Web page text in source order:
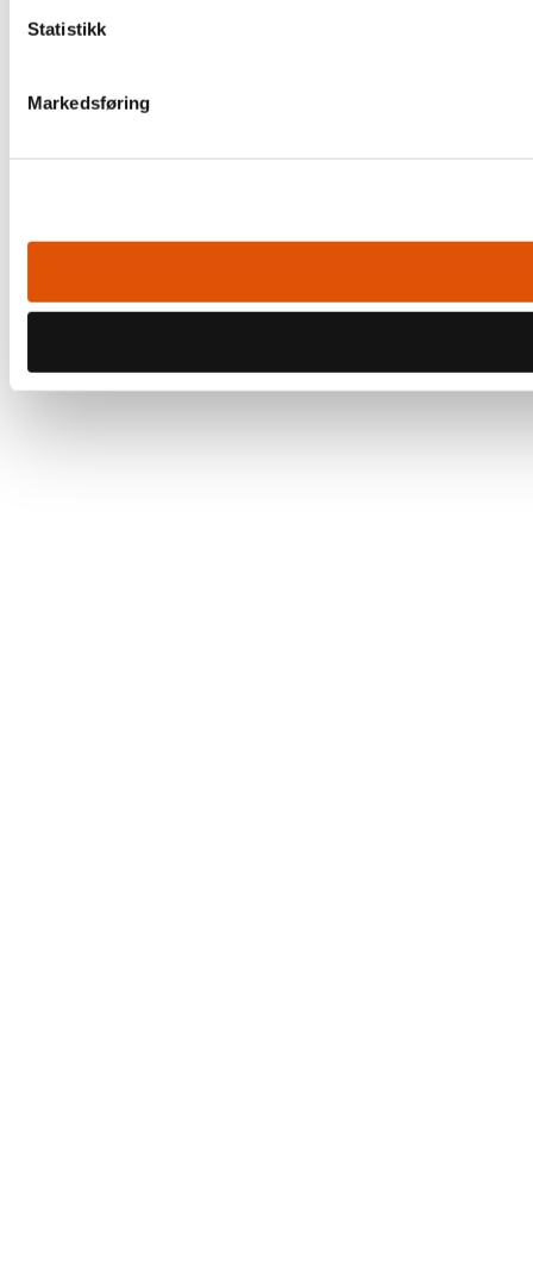
Statistikk
Markedsføring